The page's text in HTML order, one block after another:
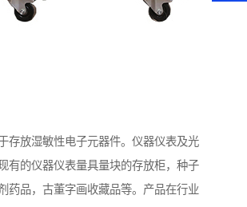
存放湿敏性电子元器件。仪器仪表及光
有的仪器仪表量具量块的存放柜，种子
药品，古董字画收藏品等。产品在行业